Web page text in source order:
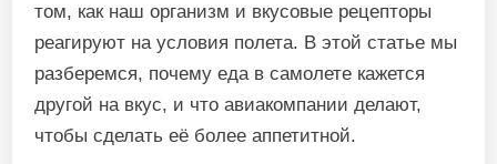
том, как наш организм и вкусовые рецепторы
реагируют на условия полета. В этой статье мы
разберемся, почему еда в самолете кажется
другой на вкус, и что авиакомпании делают,
чтобы сделать её более аппетитной.